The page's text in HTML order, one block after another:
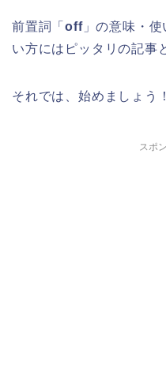
前置詞「off」の意味・使
い方にはピッタリの記事
それでは、始めましょう！
スポ